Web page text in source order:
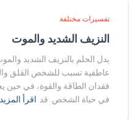
تفسيرات مختلفة
النزيف الشديد والموت
يدل الحلم بالنزيف الشديد
عاطفية تسبب للشخص القلق
فقدان الطاقة والقوة، في حين
في حياة الشخص. قد اقرأ